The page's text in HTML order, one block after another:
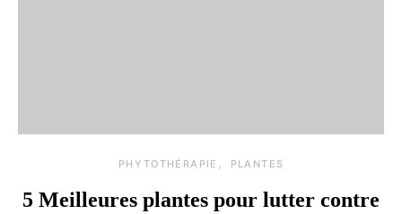
PHYTOTHÉRAPIE PLANTES
5 Meilleures plantes pour lutter contre